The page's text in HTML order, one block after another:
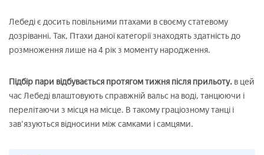
Лебеді є досить повільними птахами в своєму статевому
дозріванні. Так, Птахи даної категорії знаходять здатність до
розмноження лише на 4 рік з моменту народження.
Підбір пари відбувається протягом тижня після прильоту. в цей
час Лебеді влаштовують справжній вальс на воді, танцюючи і
перелітаючи з місця на місце. В такому граціозному танці і
зав'язуються відносини між самками і самцями.